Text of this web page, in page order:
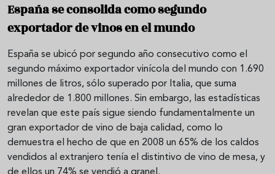
España se consolida como segundo
exportador de vinos en el mundo
España se ubicó por segundo año consecutivo como el
segundo máximo exportador vinícola del mundo con 1.690
millones de litros, sólo superado por Italia, que suma
alrededor de 1.800 millones. Sin embargo, las estadísticas
revelan que este país sigue siendo fundamentalmente un
gran exportador de vino de baja calidad, como lo
demuestra el hecho de que en 2008 un 65% de los caldos
vendidos al extranjero tenía el distintivo de vino de mesa, y